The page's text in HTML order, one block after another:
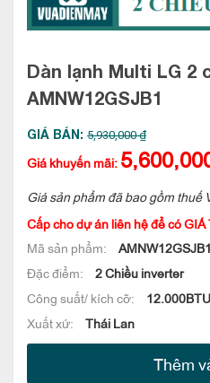
Dàn lạnh Multi LG 2
AMNW12GSJB1
GIÁ BÁN: 5,930,000 ₫
Giá khuyến mãi:
Giá sản phẩm đã bao gồm thuế
Cấp cho dự án liên hệ để có
Mã sản phẩm:
AMNW12GSJB1
Đặc điểm:
2 Chiều inverter
Công suất/ kích cỡ:
12.000BTU
Xuất xứ:
Thái Lan
Thêm